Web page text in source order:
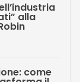
alla
come